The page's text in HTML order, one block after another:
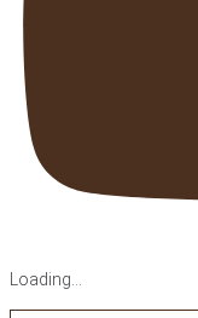
Loading...